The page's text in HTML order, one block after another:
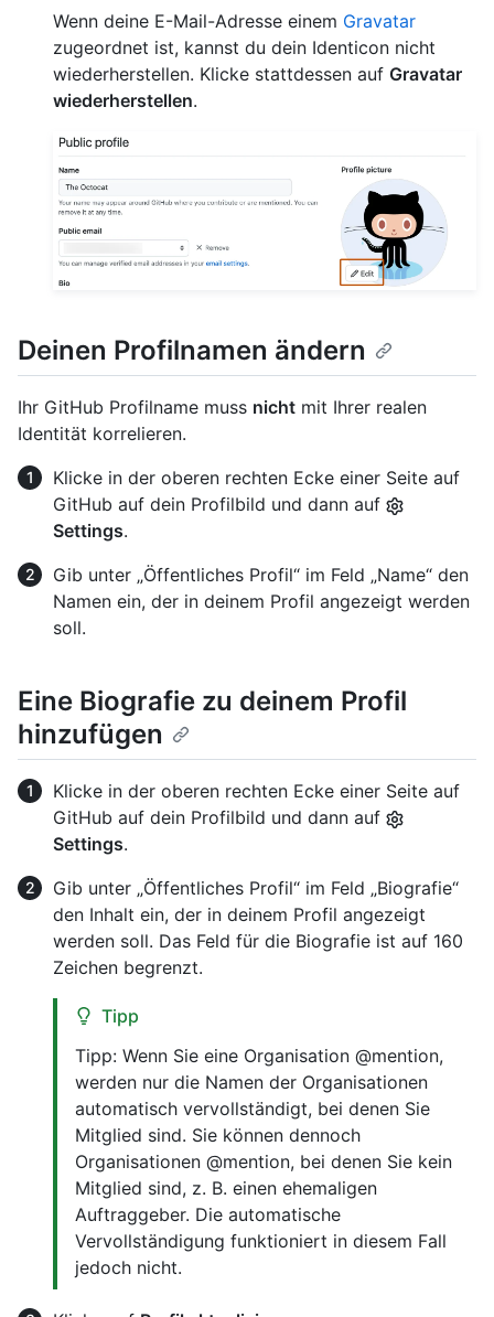
Wenn deine E-Mail-Adresse einem Gravatar
zugeordnet ist, kannst du dein Identicon nicht
wiederherstellen. Klicke stattdessen auf Gravatar
wiederherstellen.
Deinen Profilnamen ändern
Ihr GitHub Profilname muss nicht mit Ihrer realen
Identität korrelieren.
Klicke in der oberen rechten Ecke einer Seite auf
GitHub auf dein Profilbild und dann auf
Settings.
Gib unter „Öffentliches Profil“ im Feld „Name“ den
Namen ein, der in deinem Profil angezeigt werden
soll.
Eine Biografie zu deinem Profil
hinzufügen
Klicke in der oberen rechten Ecke einer Seite auf
GitHub auf dein Profilbild und dann auf
Settings.
Gib unter „Öffentliches Profil“ im Feld „Biografie“
den Inhalt ein, der in deinem Profil angezeigt
werden soll. Das Feld für die Biografie ist auf 160
Zeichen begrenzt.
Tipp
Tipp: Wenn Sie eine Organisation @mention,
werden nur die Namen der Organisationen
automatisch vervollständigt, bei denen Sie
Mitglied sind. Sie können dennoch
Organisationen @mention, bei denen Sie kein
Mitglied sind, z. B. einen ehemaligen
Auftraggeber. Die automatische
Vervollständigung funktioniert in diesem Fall
jedoch nicht.